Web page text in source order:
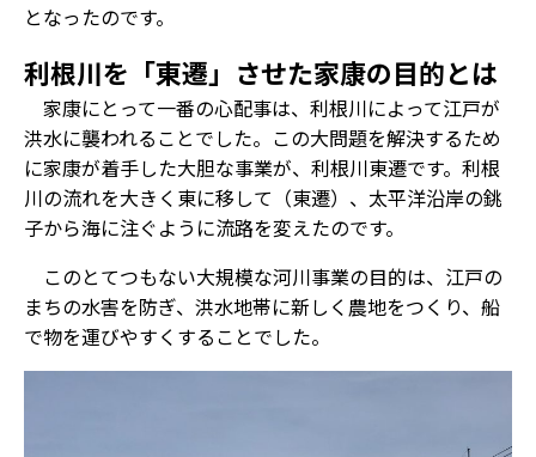
となったのです。
利根川を「東遷」させた家康の目的とは
家康にとって一番の心配事は、利根川によって江戸が
洪水に襲われることでした。この大問題を解決するため
に家康が着手した大胆な事業が、利根川東遷です。利根
川の流れを大きく東に移して（東遷）、太平洋沿岸の銚
子から海に注ぐように流路を変えたのです。
このとてつもない大規模な河川事業の目的は、江戸の
まちの水害を防ぎ、洪水地帯に新しく農地をつくり、船
で物を運びやすくすることでした。